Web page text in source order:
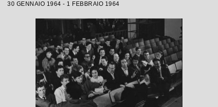
30 GENNAIO 1964 - 1 FEBBRAIO 1964